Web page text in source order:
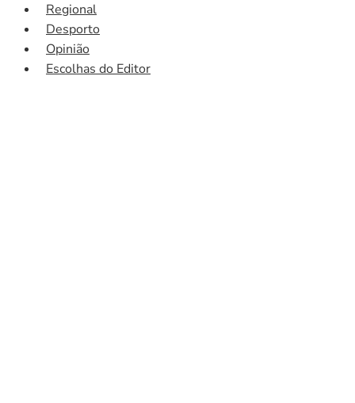
Regional
Desporto
Opinião
Escolhas do Editor